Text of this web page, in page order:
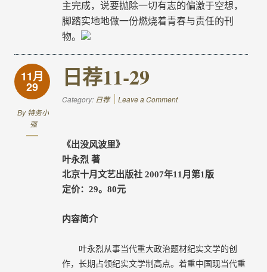
主完成，说要抛除一切有志的偏激于空想，
脚踏实地地做一份燃烧着青春与责任的刊
物。
11月
29
By特务小
强
日荐11-29
Category: 日荐 Leave a Comment
《出没风波里》
叶永烈 著
北京十月文艺出版社 2007年11月第1版
定价： 29。 80元
内容简介
叶永烈从事当代重大政治题材纪实文学的创
作，长期占领纪实文学制高点。着重中国现当代重